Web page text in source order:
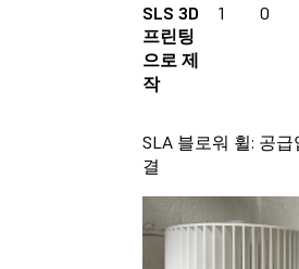
SLS 3D
프린팅
으로 제
작
1 0
SLA 블로워 휠: 공
결